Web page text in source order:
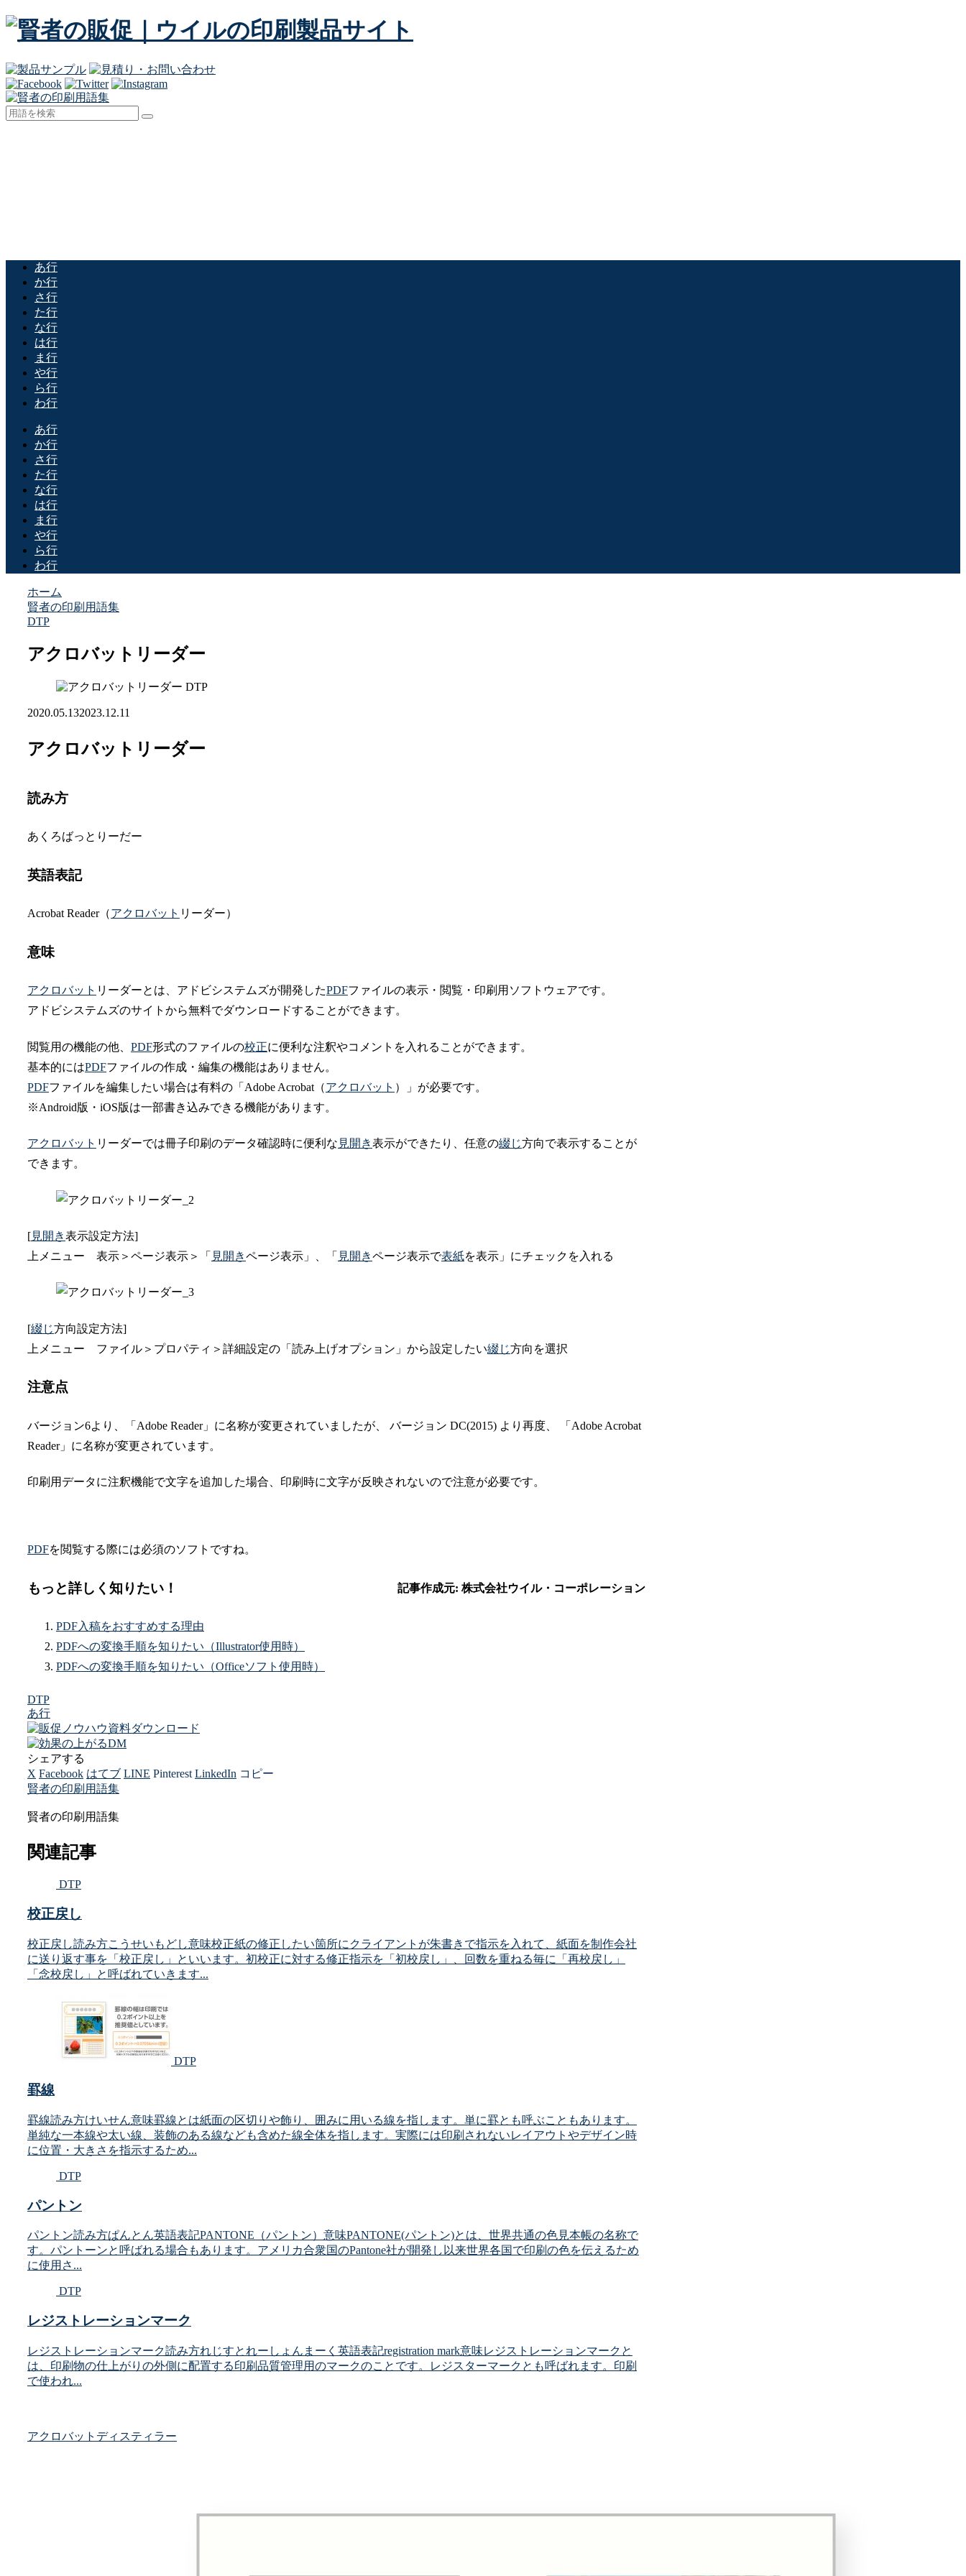
あ行
か行
さ行
た行
な行
は行
ま行
や行
ら行
わ行
あ行
か行
さ行
た行
な行
は行
ま行
や行
ら行
わ行
ホーム
賢者の印刷用語集
DTP
アクロバットリーダー
DTP
2020.05.132023.12.11
アクロバットリーダー
読み方
あくろばっとりーだー
英語表記
Acrobat Reader（アクロバット リーダー）
意味
アクロバット リーダーとは、アドビシステムズが開発したPDFファイルの表示・閲覧・印刷用ソフトウェアです。
アドビシステムズのサイトから無料でダウンロードすることができます。
閲覧用の機能の他、 PDF形式のファイルの校正に便利な注釈やコメントを入れることができます。
基本的にはPDFファイルの作成・編集の機能はありません。
PDFファイルを編集したい場合は有料の「Adobe Acrobat（アクロバット ）」が必要です。
※Android版・iOS版は一部書き込みできる機能があります。
アクロバット リーダーでは冊子印刷のデータ確認時に便利な 見開き表示ができたり、任意の綴じ方向で表示することが
できます。
[見開き表示設定方法]
上メニュー 表示＞ページ表示＞「 見開きページ表示」、「 見開きページ表示で表紙を表示」にチェックを入れる
[綴じ方向設定方法]
上メニュー ファイル＞プロパティ＞詳細設定の「読み上げオプション」から設定したい綴じ方向を選択
注意点
バージョン6より、「Adobe Reader」に名称が変更されていましたが、 バージョン DC(2015) より再度、 「Adobe Acrobat
Reader」に名称が変更されています。
印刷用データに注釈機能で文字を追加した場合、印刷時に文字が反映されないので注意が必要です。
PDFを閲覧する際には必須のソフトですね。
もっと詳しく知りたい！
PDF入稿をおすすめする理由
PDFへの変換手順を知りたい（Illustrator使用時）
PDFへの変換手順を知りたい（Officeソフト使用時）
DTP
あ行
シェアする
X Facebook はてブ LINE Pinterest LinkedIn コピー
賢者の印刷用語集
賢者の印刷用語集
関連記事
DTP
校正戻し
校正戻し読み方こうせいもどし意味校正紙の修正したい箇所にクライアントが朱書きで指示を入れて、紙面を制作会社
に送り返す事を「校正戻し」といいます。初校正に対する修正指示を「初校戻し」、回数を重ねる毎に「再校戻し」
「念校戻し」と呼ばれていきます...
DTP
罫線
罫線読み方けいせん意味罫線とは紙面の区切りや飾り、囲みに用いる線を指します。単に罫とも呼ぶこともあります。
単純な一本線や太い線、装飾のある線なども含めた線全体を指します。実際には印刷されないレイアウトやデザイン時
に位置・大きさを指示するため...
DTP
パントン
パントン読み方ぱんとん英語表記PANTONE（パントン）意味PANTONE(パントン)とは、世界共通の色見本帳の名称で
す。パントーンと呼ばれる場合もあります。アメリカ合衆国のPantone社が開発し以来世界各国で印刷の色を伝えるため
に使用さ...
DTP
レジストレーションマーク
レジストレーションマーク読み方れじすとれーしょんまーく英語表記registration mark意味レジストレーションマークと
は、印刷物の仕上がりの外側に配置する印刷品質管理用のマークのことです。レジスターマークとも呼ばれます。印刷
で使われ...
アクロバットディスティラー